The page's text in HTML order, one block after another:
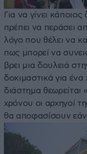
Για να γίνει
πρέπει να περάσει
λόγο που θέλει να
πως μπορεί να
βρει μια δουλειά
δοκιμαστικά για
διάστημα θεωρείται
χρόνου οι αρχηγοί
θα αποφασίσουν εάν